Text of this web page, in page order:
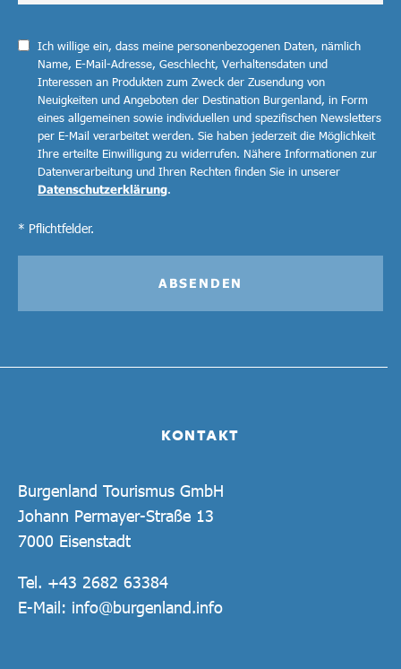
KONTAKT
Burgenland Tourismus GmbH
Johann Permayer-Straße 13
7000 Eisenstadt
Tel. +43 2682 63384
E-Mail: info@burgenland.info
Ich willige ein, dass meine personenbezogenen Daten, nämlich
Name, E-Mail-Adresse, Geschlecht, Verhaltensdaten und
Interessen an Produkten zum Zweck der Zusendung von
Neuigkeiten und Angeboten der Destination Burgenland, in Form
eines allgemeinen sowie individuellen und spezifischen Newsletters
per E-Mail verarbeitet werden. Sie haben jederzeit die Möglichkeit
Ihre erteilte Einwilligung zu widerrufen. Nähere Informationen zur
Datenverarbeitung und Ihren Rechten finden Sie in unserer
Datenschutzerklärung.
* Pflichtfelder.
ABSENDEN